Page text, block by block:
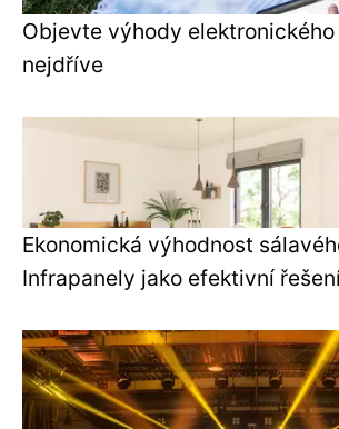
Objevte výhody
nejdříve
Ekonomická výhodnost
Infrapanely jako efektivní